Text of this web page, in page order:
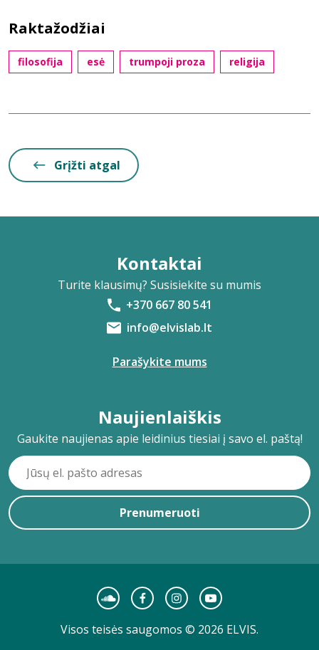
Raktažodžiai
filosofija esė trumpoji proza religija
Grįžti atgal
Kontaktai
Turite klausimų? Susisiekite su mumis
+370 667 80 541
info@elvislab.lt
Parašykite mums
Naujienlaiškis
Gaukite naujienas apie leidinius tiesiai į savo el. paštą!
Prenumeruoti
Visos teisės saugomos © 2026 ELVIS.